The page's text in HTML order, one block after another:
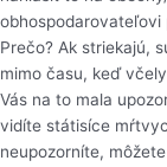
obhospodarovateľovi
Prečo? Ak striekajú,
mimo času, keď
Vás na to mala
vidíte státisíce
neupozorníte,